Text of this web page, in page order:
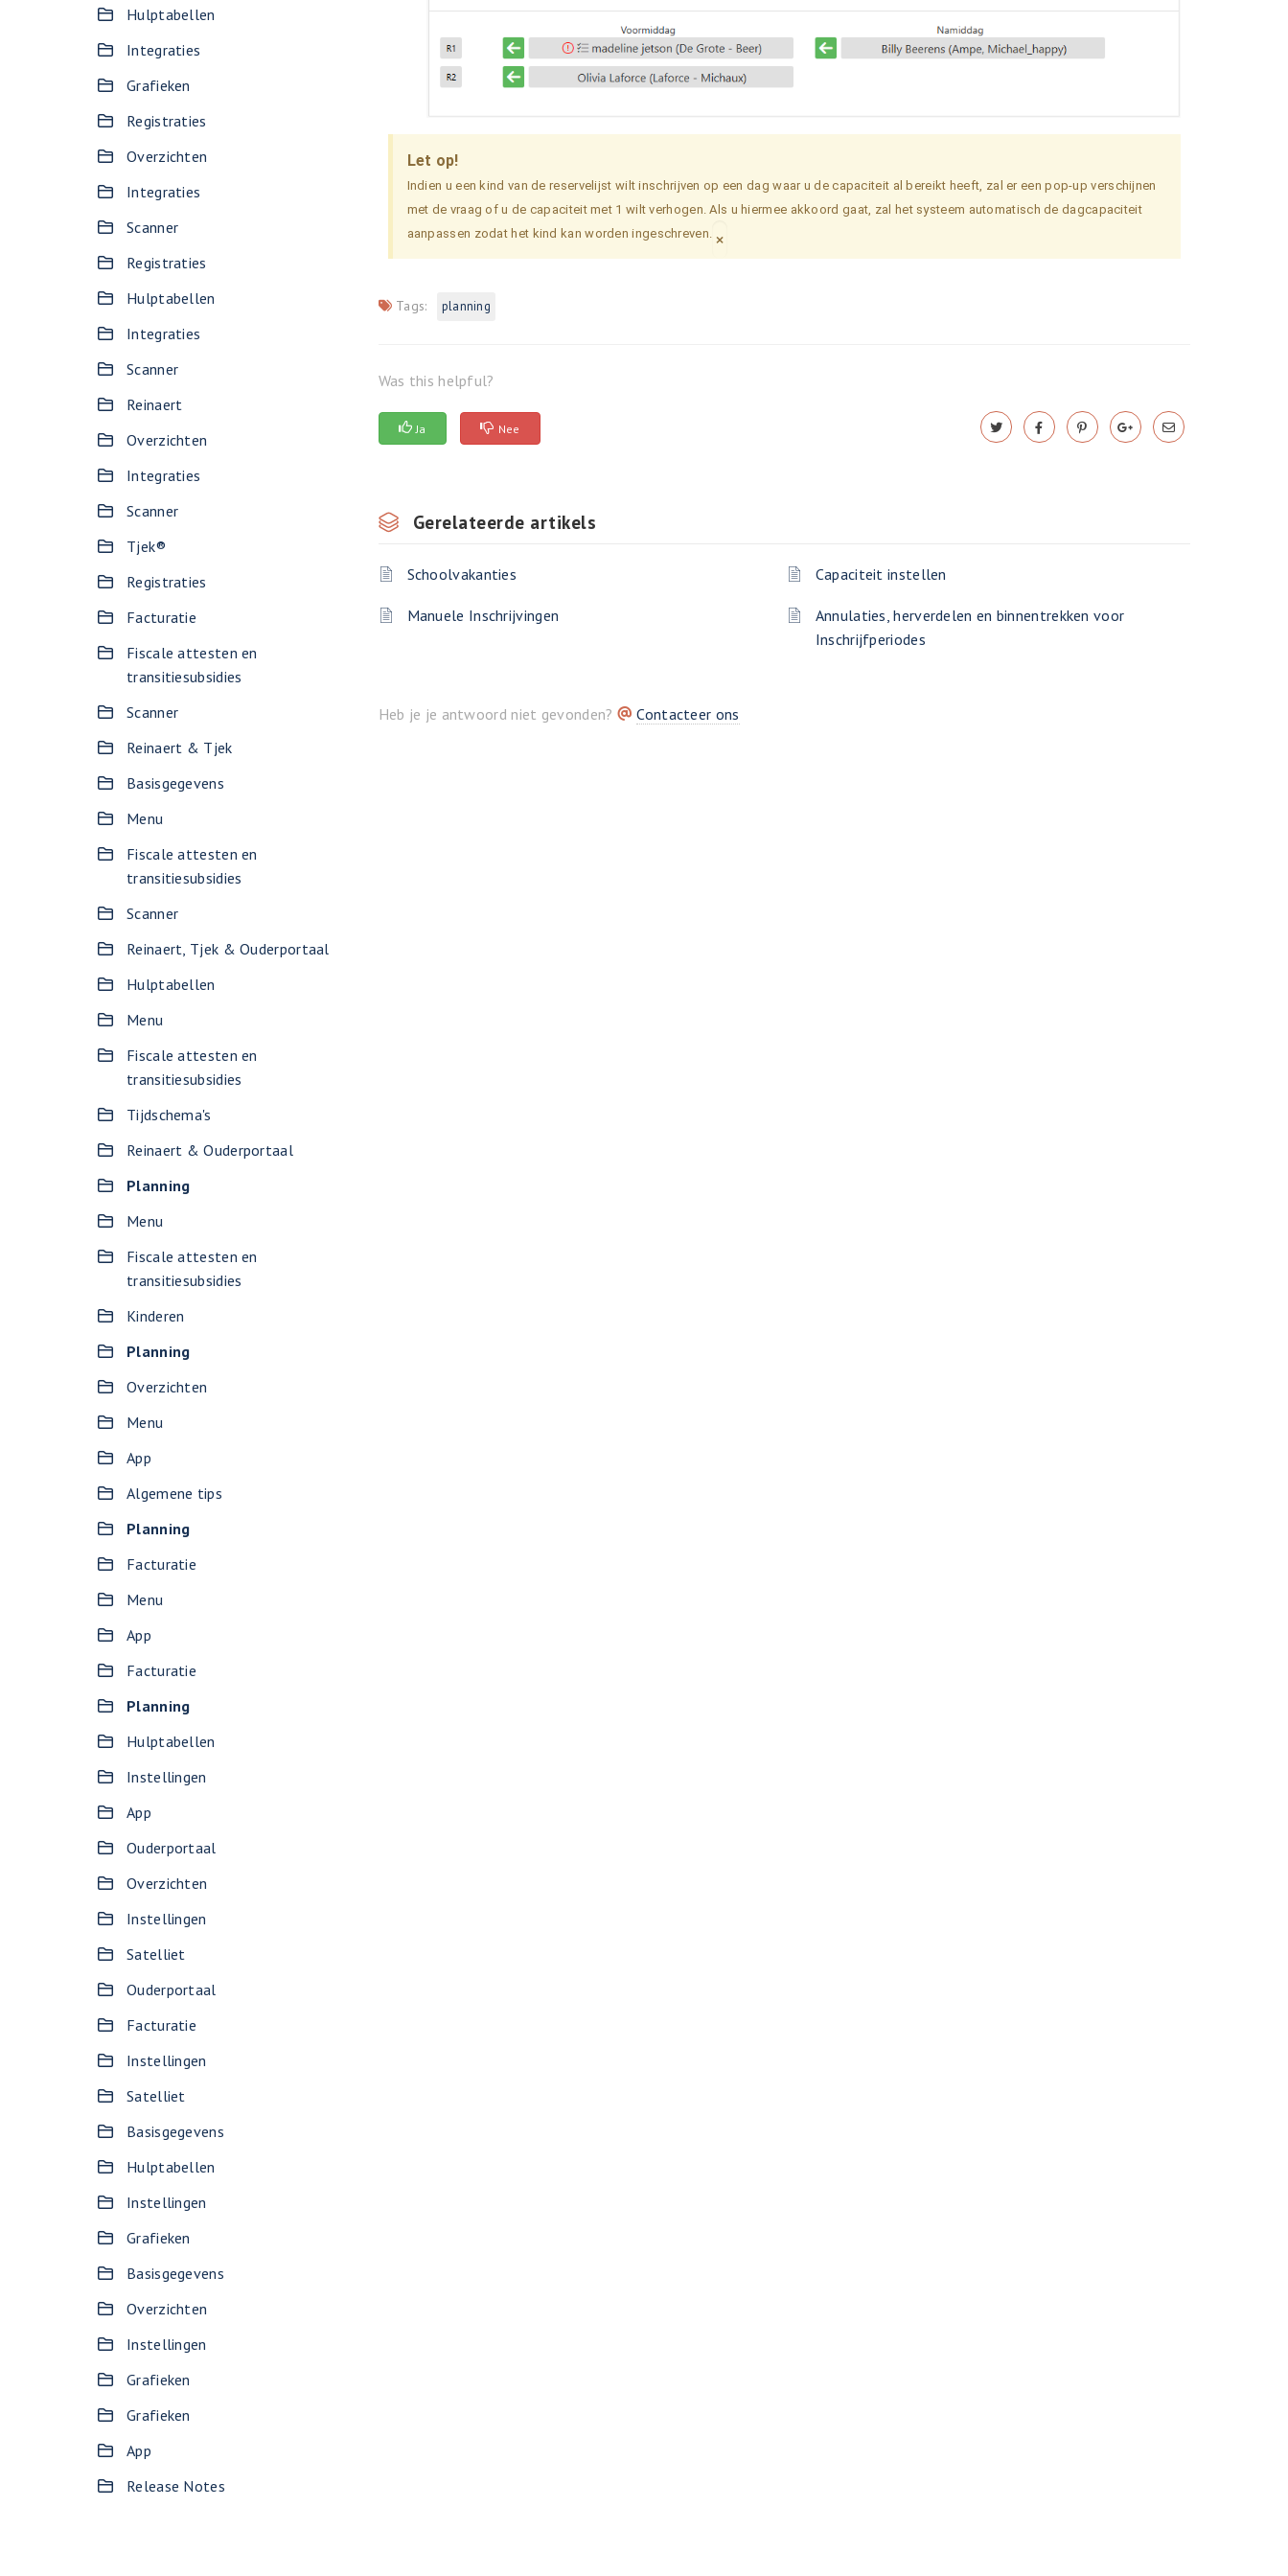
Hulptabellen
Integraties
Grafieken
Registraties
Overzichten
Integraties
Scanner
Registraties
Hulptabellen
Integraties
Scanner
Reinaert
Overzichten
Integraties
Scanner
Tjek®
Registraties
Facturatie
Fiscale attesten en
transitiesubsidies
Scanner
Reinaert & Tjek
Basisgegevens
Menu
Fiscale attesten en
transitiesubsidies
Scanner
Reinaert, Tjek & Ouderportaal
Hulptabellen
Menu
Fiscale attesten en
transitiesubsidies
Tijdschema's
Reinaert & Ouderportaal
Planning
Menu
Fiscale attesten en
transitiesubsidies
Kinderen
Planning
Overzichten
Menu
App
Algemene tips
Planning
Facturatie
Menu
App
Facturatie
Planning
Hulptabellen
Instellingen
App
Ouderportaal
Overzichten
Instellingen
Satelliet
Ouderportaal
Facturatie
Instellingen
Satelliet
Basisgegevens
Hulptabellen
Instellingen
Grafieken
Basisgegevens
Overzichten
Instellingen
Grafieken
Grafieken
App
Release Notes
Let op!
Indien u een kind van de reservelijst wilt inschrijven op een dag waar u de capaciteit al bereikt heeft, zal er een pop-up verschijnen
met de vraag of u de capaciteit met 1 wilt verhogen. Als u hiermee akkoord gaat, zal het systeem automatisch de dagcapaciteit
aanpassen zodat het kind kan worden ingeschreven. ×
Tags: planning
Was this helpful?
Ja Nee
Gerelateerde artikels
Schoolvakanties Capaciteit instellen
Manuele Inschrijvingen
Annulaties, herverdelen en binnentrekken voor
Inschrijfperiodes
Heb je je antwoord niet gevonden? Contacteer ons